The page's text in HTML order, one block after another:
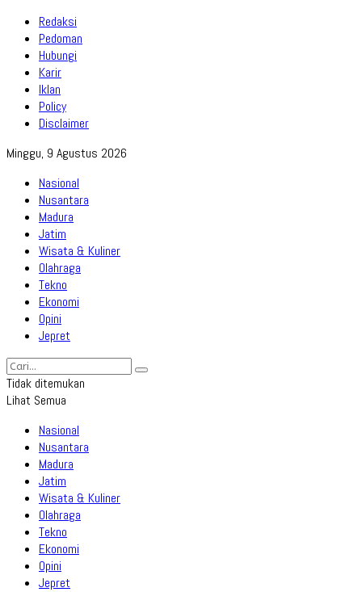
Redaksi
Pedoman
Hubungi
Karir
Iklan
Policy
Disclaimer
Minggu, 9 Agustus 2026
Nasional
Nusantara
Madura
Jatim
Wisata & Kuliner
Olahraga
Tekno
Ekonomi
Opini
Jepret
Tidak ditemukan
Lihat Semua
Nasional
Nusantara
Madura
Jatim
Wisata & Kuliner
Olahraga
Tekno
Ekonomi
Opini
Jepret